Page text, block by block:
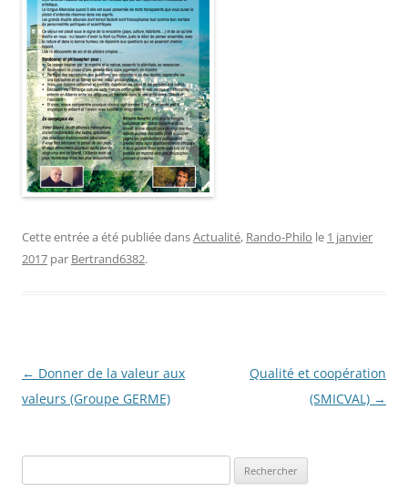
Cette entrée a été publiée dansActualité, Rando-Philo le 1 janvier
2017 par Bertrand6382.
Navigation
des
← Donner de la valeur aux
valeurs (Groupe GERME)
Qualité et coopération
(SMICVAL) →
e